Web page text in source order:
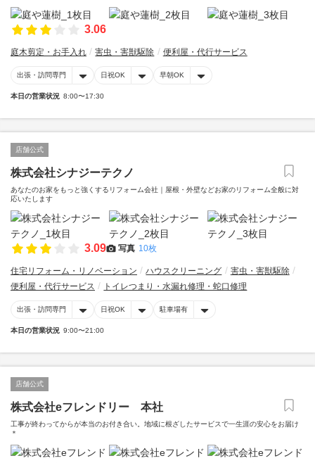
3.06
庭木剪定・お手入れ 害虫・害獣駆除 便利屋・代行サービス
出張・訪問専門 日祝OK 早朝OK
本日の営業状況 8:00〜17:30
店舗公式
株式会社シナジーテクノ
あなたのお家をもっと強くするリフォーム会社｜屋根・外壁などお家のリフォーム全般に対
応いたします
3.09 写真 10枚
住宅リフォーム・リノベーション ハウスクリーニング
害虫・害獣駆除
便利屋・代行サービス
トイレつまり・水漏れ修理・蛇口修理
出張・訪問専門 日祝OK 駐車場有
本日の営業状況 9:00〜21:00
店舗公式
株式会社eフレンドリー 本社
工事が終わってからが本当のお付き合い。地域に根ざしたサービスで一生涯の安心をお届け
＊